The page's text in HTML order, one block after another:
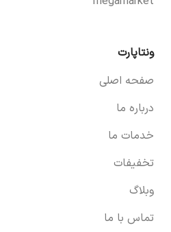
ونتاپارت
صفحه اصلی
درباره ما
خدمات ما
تخفیفات
وبلاگ
تماس با ما